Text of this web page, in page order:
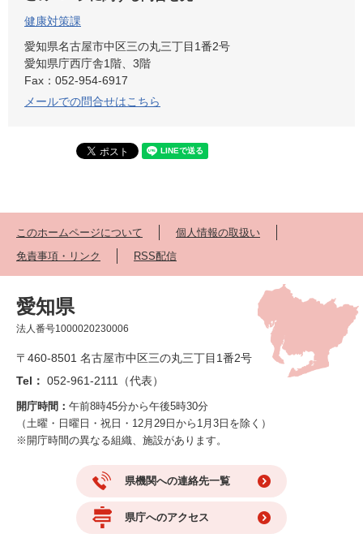
健康対策課
愛知県名古屋市中区三の丸三丁目1番2号
愛知県庁西庁舎1階、3階
Fax：052-954-6917
メールでの問合せはこちら
このホームページについて
個人情報の取扱い
免責事項・リンク
RSS配信
愛知県
法人番号1000020230006
〒460-8501 名古屋市中区三の丸三丁目1番2号
Tel： 052-961-2111（代表）
開庁時間： 午前8時45分から午後5時30分
（土曜・日曜日・祝日・12月29日から1月3日を除く）
※開庁時間の異なる組織、施設があります。
県機関への連絡先一覧
県庁へのアクセス